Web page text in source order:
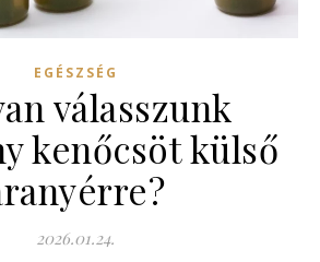
EGÉSZSÉG
válasszunk
kenőcsöt külső
2026.01.24.